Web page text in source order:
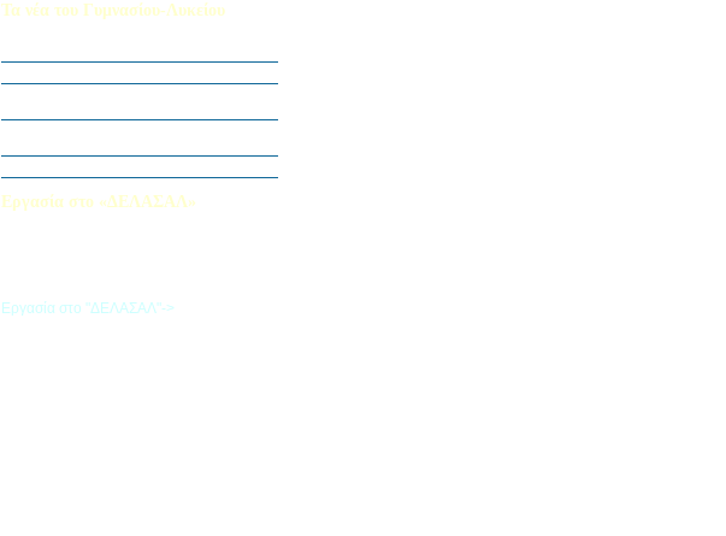
Τα νέα του Γυμνασίου-Λυκείου
Εργασία στο «ΔΕΛΑΣΑΛ»
Εργασία στο "ΔΕΛΑΣΑΛ"->